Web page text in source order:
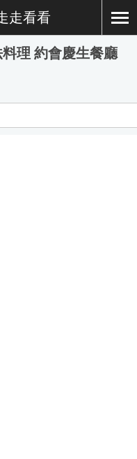
走看看
理 約會慶生餐廳